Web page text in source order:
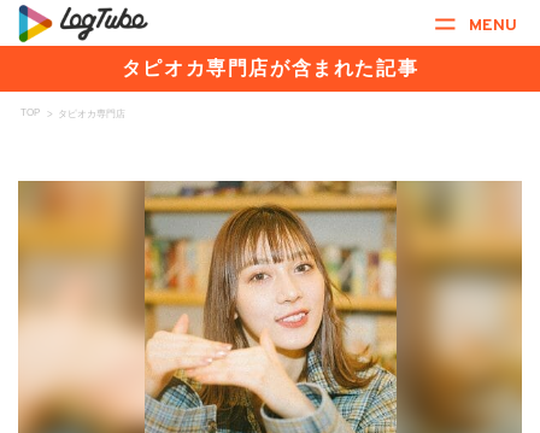
MENU
タピオカ専門店が含まれた記事
TOP > タピオカ専門店